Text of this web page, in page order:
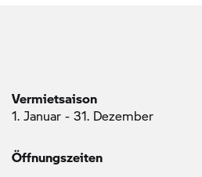
Vermietsaison
1. Januar - 31. Dezember
Öffnungszeiten